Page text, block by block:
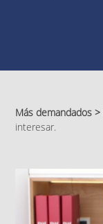
Más demandados >
interesar.